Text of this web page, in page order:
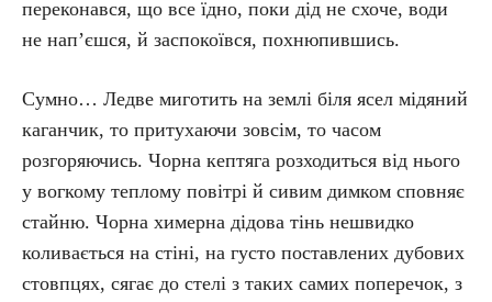
переконався, що все їдно, поки дід не схоче, води
не нап’єшся, й заспокоївся, похнюпившись.
Сумно… Ледве миготить на землі біля ясел мідяний
каганчик, то притухаючи зовсім, то часом
розгоряючись. Чорна кептяга розходиться від нього
у вогкому теплому повітрі й сивим димком сповняє
стайню. Чорна химерна дідова тінь нешвидко
коливається на стіні, на густо поставлених дубових
стовпцях, сягає до стелі з таких самих поперечок, з